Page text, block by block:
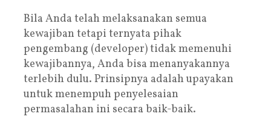
Bila Anda telah melaksanakan semua
kewajiban tetapi ternyata pihak
pengembang (developer) tidak memenuhi
kewajibannya, Anda bisa menanyakannya
terlebih dulu. Prinsipnya adalah upayakan
untuk menempuh penyelesaian
permasalahan ini secara baik-baik.